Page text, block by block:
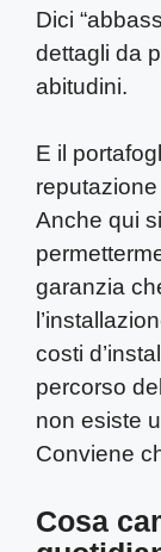
Dici
dettagli da
abitudini.
E il
Anche qui
garanzia
costi
percorso
non esiste
Conviene
Cosa